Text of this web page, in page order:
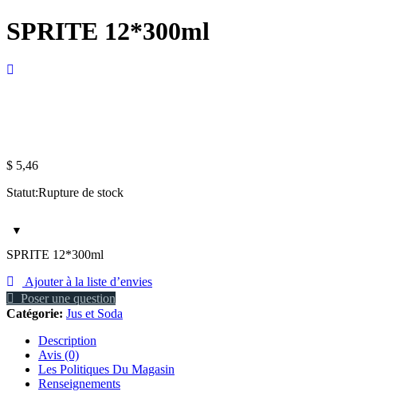
SPRITE 12*300ml
$ 5,46
Statut:Rupture de stock
SPRITE 12*300ml
Ajouter à la liste d’envies
Poser une question
Catégorie: Jus et Soda
Description
Avis (0)
Les Politiques Du Magasin
Renseignements